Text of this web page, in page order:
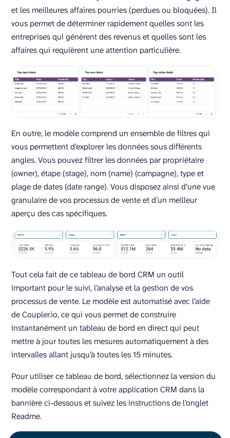
et les meilleures affaires pourries (perdues ou bloquées). Il
vous permet de déterminer rapidement quelles sont les
entreprises qui génèrent des revenus et quelles sont les
affaires qui requièrent une attention particulière.
En outre, le modèle comprend un ensemble de filtres qui
vous permettent d’explorer les données sous différents
angles. Vous pouvez filtrer les données par propriétaire
(owner), étape (stage), nom (name) (campagne), type et
plage de dates (date range). Vous disposez ainsi d’une vue
granulaire de vos processus de vente et d’un meilleur
aperçu des cas spécifiques.
Tout cela fait de ce tableau de bord CRM un outil
important pour le suivi, l’analyse et la gestion de vos
processus de vente. Le modèle est automatisé avec l’aide
de Coupler.io, ce qui vous permet de construire
instantanément un tableau de bord en direct qui peut
mettre à jour toutes les mesures automatiquement à des
intervalles allant jusqu’à toutes les 15 minutes.
Pour utiliser ce tableau de bord, sélectionnez la version du
modèle correspondant à votre application CRM dans la
bannière ci-dessous et suivez les instructions de l’onglet
Readme.